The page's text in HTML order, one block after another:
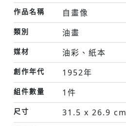
作品名稱 自畫像
類別 油畫
媒材 油彩、紙本
創作年代 1952年
組件數量 1件
尺寸 31.5 x 26.9 cm